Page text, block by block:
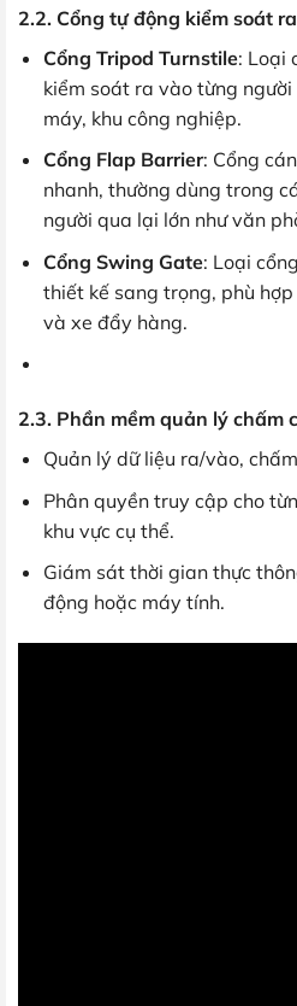
2.2. Cổng tự động kiểm soát
Cổng Tripod Turnstile: Loại
kiểm soát ra vào từng
máy, khu công nghiệp.
Cổng Flap Barrier: Cổng
nhanh, thường dùng trong
người qua lại lớn như văn
Cổng Swing Gate: Loại
thiết kế sang trọng, phù
và xe đẩy hàng.
2.3. Phần mềm quản lý chấm
Quản lý dữ liệu ra/vào,
Phân quyền truy cập cho
khu vực cụ thể.
Giám sát thời gian thực
động hoặc máy tính.